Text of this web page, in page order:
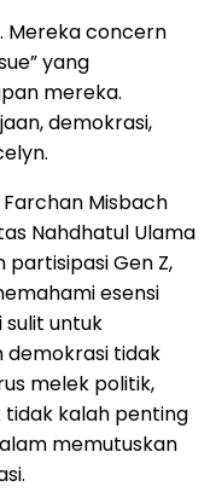
Mereka concern
yang
mereka.
demokrasi,
Misbach
Nahdhatul Ulama
partisipasi Gen Z,
esensi
sulit untuk
demokrasi tidak
melek politik,
tidak kalah penting
memutuskan